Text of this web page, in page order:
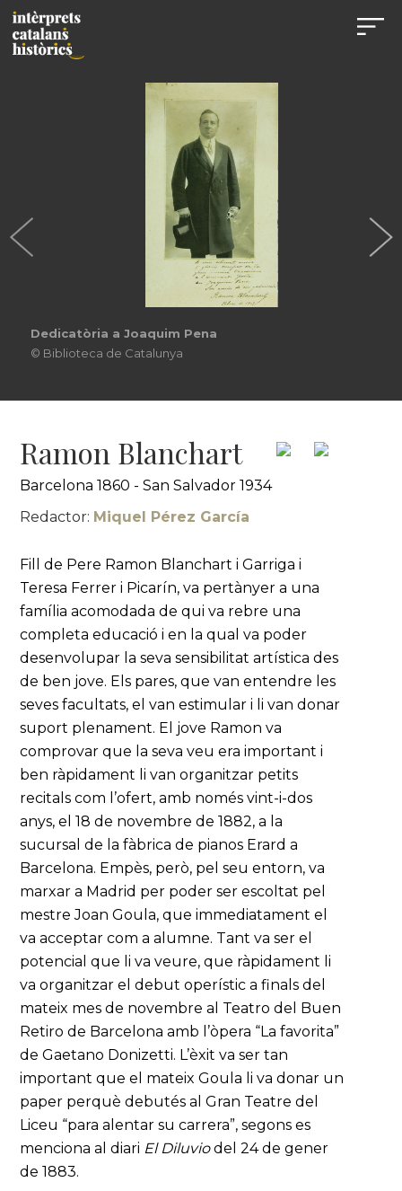
Dedicatòria a Joaquim Pena
© Biblioteca de Catalunya
Ramon Blanchart
Barcelona 1860 - San Salvador 1934
Redactor: Miquel Pérez García
Fill de Pere Ramon Blanchart i Garriga i
Teresa Ferrer i Picarín, va pertànyer a una
família acomodada de qui va rebre una
completa educació i en la qual va poder
desenvolupar la seva sensibilitat artística des
de ben jove. Els pares, que van entendre les
seves facultats, el van estimular i li van donar
suport plenament. El jove Ramon va
comprovar que la seva veu era important i
ben ràpidament li van organitzar petits
recitals com l’ofert, amb només vint-i-dos
anys, el 18 de novembre de 1882, a la
sucursal de la fàbrica de pianos Erard a
Barcelona. Empès, però, pel seu entorn, va
marxar a Madrid per poder ser escoltat pel
mestre Joan Goula, que immediatament el
va acceptar com a alumne. Tant va ser el
potencial que li va veure, que ràpidament li
va organitzar el debut operístic a finals del
mateix mes de novembre al Teatro del Buen
Retiro de Barcelona amb l’òpera “La favorita”
de Gaetano Donizetti. L’èxit va ser tan
important que el mateix Goula li va donar un
paper perquè debutés al Gran Teatre del
Liceu “para alentar su carrera”, segons es
menciona al diari El Diluviodel 24 de gener
de 1883.